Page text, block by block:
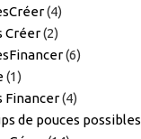
(4)
Créer(2)
(6)
(1)
Financer(4)
de pouces possibles